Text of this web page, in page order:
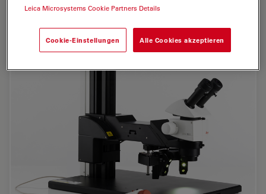
Leica Microsystems Cookie Partners Details
Cookie-Einstellungen Alle Cookies akzeptieren